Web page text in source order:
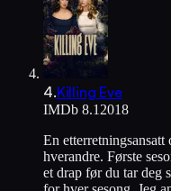
4.Killing Eve
IMDb 8.1 2018
En
hverandre. Første
et drap før du tar deg